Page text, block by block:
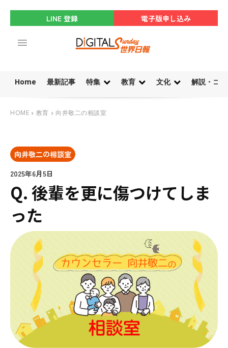
LINE 登録 電子版申し込み
Home 最新記事 特集 教育 文化 解説・コ
HOME 教育 向井敬二の相談室
向井敬二の相談室
2025年6月5日
Q. 後輩を更に傷つけてしま
った